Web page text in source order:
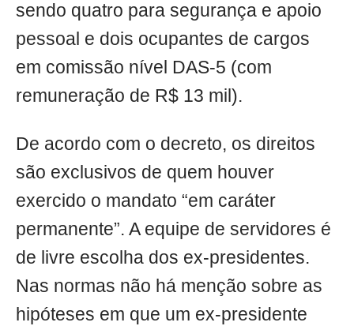
sendo quatro para segurança e apoio
pessoal e dois ocupantes de cargos
em comissão nível DAS-5 (com
remuneração de R$ 13 mil).
De acordo com o decreto, os direitos
são exclusivos de quem houver
exercido o mandato “em caráter
permanente”. A equipe de servidores é
de livre escolha dos ex-presidentes.
Nas normas não há menção sobre as
hipóteses em que um ex-presidente